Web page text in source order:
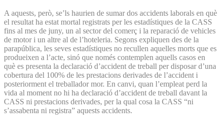
A aquests, però, se’ls haurien de sumar dos accidents laborals en què
el resultat ha estat mortal registrats per les estadístiques de la CASS
fins al mes de juny, un al sector del comerç i la reparació de vehicles
de motor i un altre al de l’hoteleria. Segons expliquen des de la
parapública, les seves estadístiques no recullen aquelles morts que es
produeixen a l’acte, sinó que només contemplen aquells casos en
què es presenta la declaració d’accident de treball per disposar d’una
cobertura del 100% de les prestacions derivades de l’accident i
posteriorment el treballador mor. En canvi, quan l’empleat perd la
vida al moment no hi ha declaració d’accident de treball davant la
CASS ni prestacions derivades, per la qual cosa la CASS “ni
s’assabenta ni registra” aquests accidents.